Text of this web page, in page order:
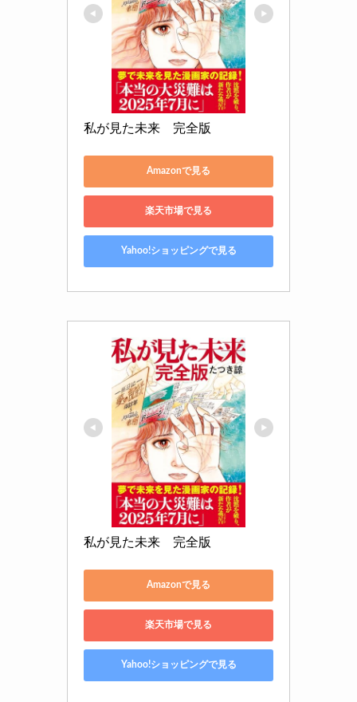
私が見た未来　完全版
Amazonで見る
楽天市場で見る
Yahoo!ショッピングで見る
私が見た未来　完全版
Amazonで見る
楽天市場で見る
Yahoo!ショッピングで見る